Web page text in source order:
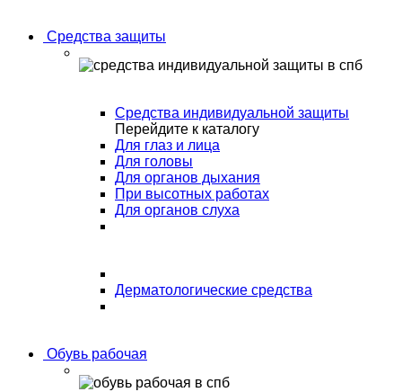
Средства защиты
Средства индивидуальной защиты
Перейдите к каталогу
Для глаз и лица
Для головы
Для органов дыхания
При высотных работах
Для органов слуха
Дерматологические средства
Обувь рабочая